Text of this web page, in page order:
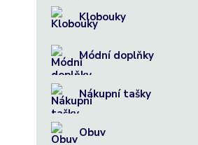
Klobouky
Módní doplňky
Nákupní tašky
Obuv